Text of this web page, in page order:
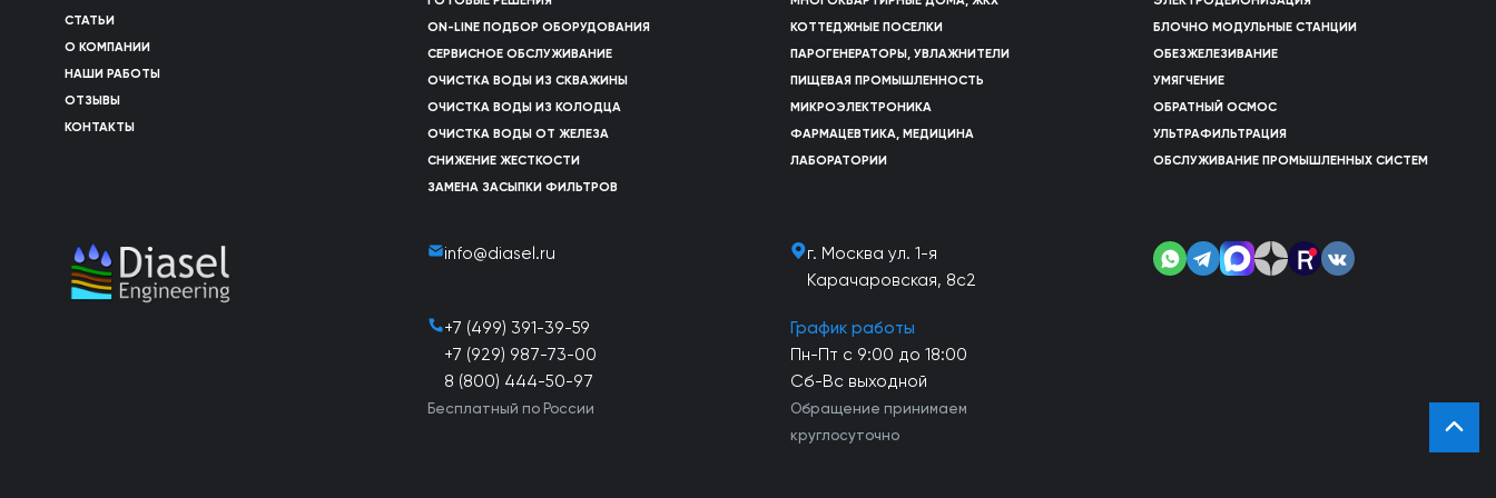
СТАТЬИ
О КОМПАНИИ
НАШИ РАБОТЫ
ОТЗЫВЫ
КОНТАКТЫ
ON-LINE ПОДБОР ОБОРУДОВАНИЯ
СЕРВИСНОЕ ОБСЛУЖИВАНИЕ
ОЧИСТКА ВОДЫ ИЗ СКВАЖИНЫ
ОЧИСТКА ВОДЫ ИЗ КОЛОДЦА
ОЧИСТКА ВОДЫ ОТ ЖЕЛЕЗА
СНИЖЕНИЕ ЖЕСТКОСТИ
ЗАМЕНА ЗАСЫПКИ ФИЛЬТРОВ
КОТТЕДЖНЫЕ ПОСЕЛКИ
ПАРОГЕНЕРАТОРЫ, УВЛАЖНИТЕЛИ
ПИЩЕВАЯ ПРОМЫШЛЕННОСТЬ
МИКРОЭЛЕКТРОНИКА
ФАРМАЦЕВТИКА, МЕДИЦИНА
ЛАБОРАТОРИИ
БЛОЧНО МОДУЛЬНЫЕ СТАНЦИИ
ОБЕЗЖЕЛЕЗИВАНИЕ
УМЯГЧЕНИЕ
ОБРАТНЫЙ ОСМОС
УЛЬТРАФИЛЬТРАЦИЯ
ОБСЛУЖИВАНИЕ ПРОМЫШЛЕННЫХ СИСТЕМ
info@diasel.ru
г. Москва ул. 1-я
Карачаровская, 8с2
+7 (499) 391-39-59
+7 (929) 987-73-00
8 (800) 444-50-97
Бесплатный по России
График работы
Пн-Пт с 9:00 до 18:00
Сб-Вс выходной
Обращение принимаем
круглосуточно